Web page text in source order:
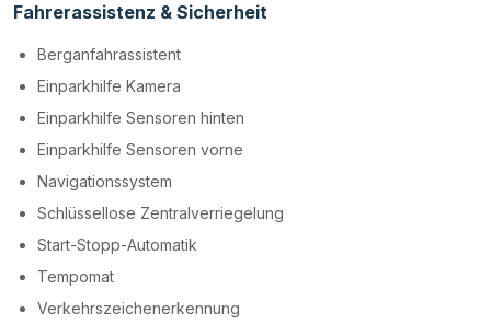
Fahrerassistenz & Sicherheit
Berganfahrassistent
Einparkhilfe Kamera
Einparkhilfe Sensoren hinten
Einparkhilfe Sensoren vorne
Navigationssystem
Schlüssellose Zentralverriegelung
Start-Stopp-Automatik
Tempomat
Verkehrszeichenerkennung